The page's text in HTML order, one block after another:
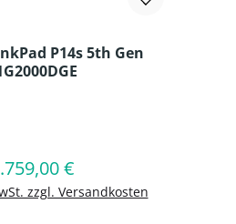
P14s 5th Gen
Preis:
€
zzgl. Versandkosten
Warenkorb